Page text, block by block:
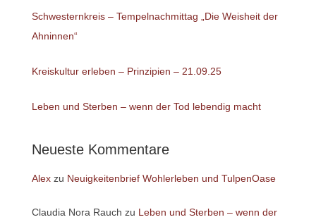
Schwesternkreis – Tempelnachmittag „Die Weisheit der
Ahninnen“
Kreiskultur erleben – Prinzipien – 21.09.25
Leben und Sterben – wenn der Tod lebendig macht
Neueste Kommentare
Alexzu Neuigkeitenbrief Wohlerleben und TulpenOase
Claudia Nora Rauch zu Leben und Sterben – wenn der